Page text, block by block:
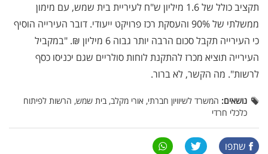
תקציב כולל של 1.6 מיליון ש"ח לעיריית בית שמש, עם מימון
ממשלתי של 90% והעסקת רכז פרויקט ייעודי. דובר העירייה הוסיף
כי העירייה תקבל סכום הרבה יותר גבוה 6 מיליון ₪. "במקביל
העירייה תוציא מכרז להתקנת לוחות סולריים שגם יכניסו כסף
לרשות". מה הקשר, לא ברור.
נושאים: המשרד לשיוויון חברתי, אורי מקלב, בית שמש, הרשות לפיתוח
כלכלי חרדי
שתפו